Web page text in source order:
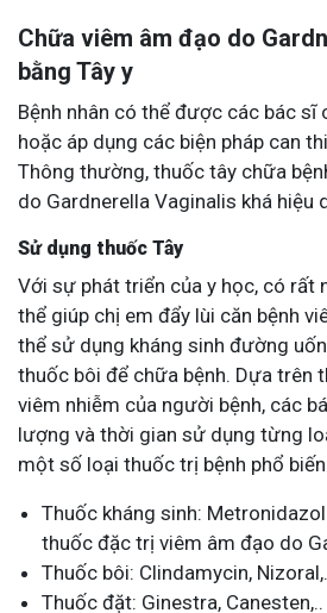
Chữa viêm âm đạo do
bằng Tây y
Bệnh nhân có thể được các bác sĩ
hoặc áp dụng các biện pháp can
Thông thường, thuốc tây chữa
do Gardnerella Vaginalis khá hiệu
Sử dụng thuốc Tây
Với sự phát triển của y học, có rất
thể giúp chị em đẩy lùi căn bệnh
thể sử dụng kháng sinh đường
thuốc bôi để chữa bệnh. Dựa trên
viêm nhiễm của người bệnh, các
lượng và thời gian sử dụng từng
một số loại thuốc trị bệnh phổ
Thuốc kháng sinh:
thuốc đặc trị viêm âm đạo do
Thuốc bôi: Clindamycin,
Thuốc đặt: Ginestra, Canesten,..